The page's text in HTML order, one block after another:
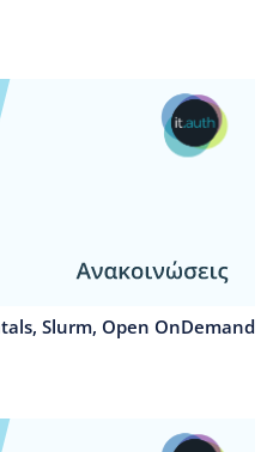
Slurm, Open OnDemand